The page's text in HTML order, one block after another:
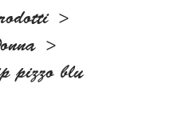
>
>
pizzo blu